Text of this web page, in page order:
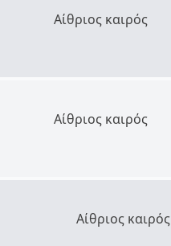
Αίθριος καιρός
Αίθριος καιρός
Αίθριος καιρός